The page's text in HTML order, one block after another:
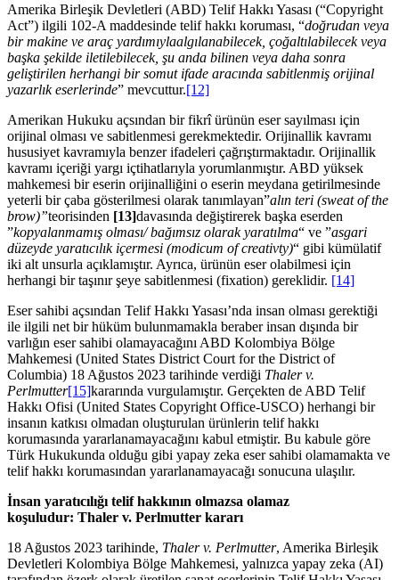
Amerika Birleşik Devletleri (ABD) Telif Hakkı Yasası (“Copyright
Act”) ilgili 102-A maddesinde telif hakkı koruması, “doğrudan veya
bir makine ve araç yardımıylaalgılanabilecek, çoğaltılabilecek veya
başka şekilde iletilebilecek, şu anda bilinen veya daha sonra
geliştirilen herhangi bir somut ifade aracında sabitlenmiş orijinal
yazarlık eserlerinde” mevcuttur.[12]
Amerikan Hukuku açsından bir fikrî ürünün eser sayılması için
orijinal olması ve sabitlenmesi gerekmektedir. Orijinallik kavramı
hususiyet kavramıyla benzer ifadeleri çağrıştırmaktadır. Orijinallik
kavramı içeriği yargı içtihatlarıyla yorumlanmıştır. ABD yüksek
mahkemesi bir eserin orijinalliğini o eserin meydana getirilmesinde
yeterli bir çaba gösterilmesi olarak tanımlayan”alın teri (sweat of the
brow)”teorisinden [13]davasında değiştirerek başka eserden
”kopyalanmamış olması/ bağımsız olarak yaratılma“ ve ”asgari
düzeyde yaratıcılık içermesi (modicum of creativty)“ gibi kümülatif
iki alt unsurla açıklamıştır. Ayrıca, ürünün eser olabilmesi için
herhangi bir taşınır şeye sabitlenmesi (fixation) gereklidir. [14]
Eser sahibi açsından Telif Hakkı Yasası’nda insan olması gerektiği
ile ilgili net bir hüküm bulunmamakla beraber insan dışında bir
varlığın eser sahibi olamayacağını ABD Kolombiya Bölge
Mahkemesi (United States District Court for the District of
Columbia) 18 Ağustos 2023 tarihinde verdiği Thaler v.
Perlmutter[15]kararında vurgulamıştır. Gerçekten de ABD Telif
Hakkı Ofisi (United States Copyright Office-USCO) herhangi bir
insanın katkısı olmadan oluşturulan ürünlerin telif hakkı
korumasında yararlanamayacağını kabul etmiştir. Bu kabule göre
Türk Hukukunda olduğu gibi yapay zeka eser sahibi olamamakta ve
telif hakkı korumasından yararlanamayacağı sonucuna ulaşılır.
İnsan yaratıcılığı telif hakkının olmazsa olamaz
koşuludur: Thaler v. Perlmutter kararı
18 Ağustos 2023 tarihinde, Thaler v. Perlmutter, Amerika Birleşik
Devletleri Kolombiya Bölge Mahkemesi, yalnızca yapay zeka (AI)